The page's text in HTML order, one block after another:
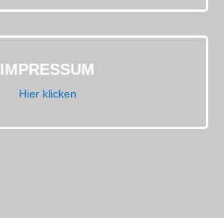
IMPRESSUM
Hier klicken